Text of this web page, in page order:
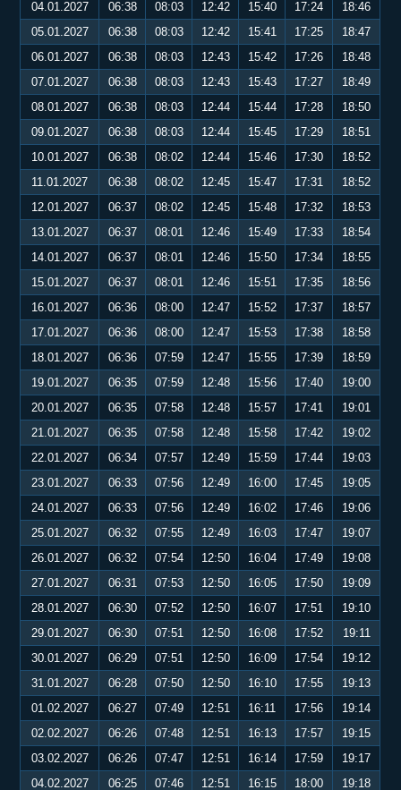
04.01.2027
06:38 08:03 12:42 15:40 17:24
18:46
05.01.2027
06:38 08:03 12:42 15:41 17:25
18:47
06.01.2027
06:38 08:03 12:43 15:42 17:26
18:48
07.01.2027
06:38 08:03 12:43 15:43 17:27
18:49
08.01.2027
06:38 08:03 12:44 15:44 17:28
18:50
09.01.2027
06:38 08:03 12:44 15:45 17:29
18:51
10.01.2027
06:38 08:02 12:44 15:46 17:30
18:52
11.01.2027
06:38 08:02 12:45 15:47 17:31
18:52
12.01.2027
06:37 08:02 12:45 15:48 17:32
18:53
13.01.2027
06:37 08:01 12:46 15:49 17:33
18:54
14.01.2027
06:37 08:01 12:46 15:50 17:34
18:55
15.01.2027
06:37 08:01 12:46 15:51 17:35
18:56
16.01.2027
06:36 08:00 12:47 15:52 17:37
18:57
17.01.2027
06:36 08:00 12:47 15:53 17:38
18:58
18.01.2027
06:36 07:59 12:47 15:55 17:39
18:59
19.01.2027
06:35 07:59 12:48 15:56 17:40
19:00
20.01.2027
06:35 07:58 12:48 15:57 17:41
19:01
21.01.2027
06:35 07:58 12:48 15:58 17:42
19:02
22.01.2027
06:34 07:57 12:49 15:59 17:44
19:03
23.01.2027
06:33 07:56 12:49 16:00 17:45
19:05
24.01.2027
06:33 07:56 12:49 16:02 17:46
19:06
25.01.2027
06:32 07:55 12:49 16:03 17:47
19:07
26.01.2027
06:32 07:54 12:50 16:04 17:49
19:08
27.01.2027
06:31 07:53 12:50 16:05 17:50
19:09
28.01.2027
06:30 07:52 12:50 16:07 17:51
19:10
29.01.2027
06:30 07:51 12:50 16:08 17:52
19:11
30.01.2027
06:29 07:51 12:50 16:09 17:54
19:12
31.01.2027
06:28 07:50 12:50 16:10 17:55
19:13
01.02.2027
06:27 07:49 12:51 16:11 17:56
19:14
02.02.2027
06:26 07:48 12:51 16:13 17:57
19:15
03.02.2027
06:26 07:47 12:51 16:14 17:59
19:17
04.02.2027
06:25 07:46 12:51 16:15 18:00
19:18